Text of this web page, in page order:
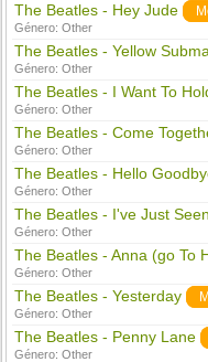
The Beatles - Hey Jude
Género:Other
The Beatles - Yellow
Género:Other
The Beatles - I Want To
Género:Other
The Beatles - Come
Género:Other
The Beatles - Hello
Género:Other
The Beatles - I've Just
Género:Other
The Beatles - Anna (go To
Género:Other
The Beatles - Yesterday
Género:Other
The Beatles - Penny Lane
Género:Other